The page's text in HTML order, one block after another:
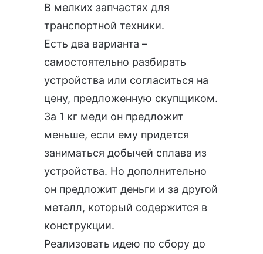
В мелких запчастях для
транспортной техники.
Есть два варианта –
самостоятельно разбирать
устройства или согласиться на
цену, предложенную скупщиком.
За 1 кг меди он предложит
меньше, если ему придется
заниматься добычей сплава из
устройства. Но дополнительно
он предложит деньги и за другой
металл, который содержится в
конструкции.
Реализовать идею по сбору до